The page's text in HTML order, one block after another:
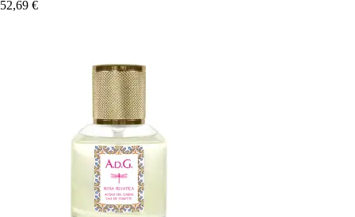
52,69 €